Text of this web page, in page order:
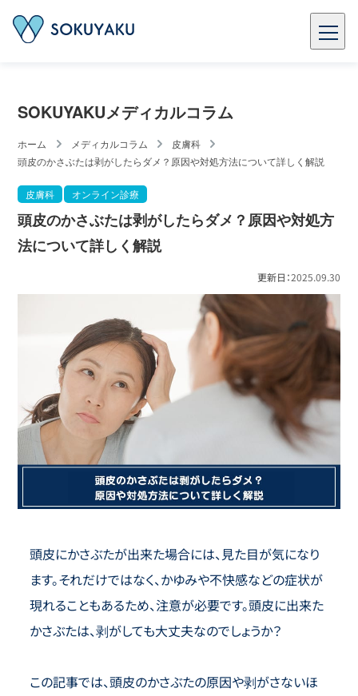
SOKUYAKUメディカルコラム
ホーム メディカルコラム
皮膚科
頭皮のかさぶたは剥がしたらダメ？原因や対処方法について詳しく解説
皮膚科 オンライン診療
頭皮のかさぶたは剥がしたらダメ？原因や対処方
法について詳しく解説
更新日：2025.09.30
頭皮にかさぶたが出来た場合には、見た目が気になり
ます。それだけではなく、かゆみや不快感などの症状が
現れることもあるため、注意が必要です。頭皮に出来た
かさぶたは、剥がしても大丈夫なのでしょうか？
この記事では、頭皮のかさぶたの原因や剥がさないほ